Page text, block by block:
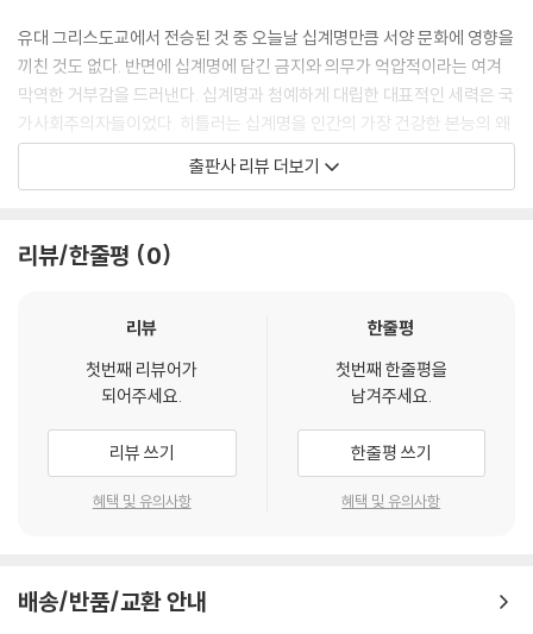
의 인도로 자유를 얻지만 계명을 지키지 않으면 자유를 잃게 된다. 하나님
그리고 이웃에 대한 관계에서만 하나님이 노예의 집에서 데리고 나오심으
로 얻게 된 자유가 형태를 갖춘다. 자유는 구체적인 모습을 가질 때만 유지
될 수 있다.
--- p.65
고대 다신교의 본질에는 원칙적으로 관용이 들어간다. 각각의 신마다 세계
교의 상징체계는 더 세분화된다. 그에 비하여 (데칼로그의) 이방신 금지는
성경에서의 형상 금지 역사는 지속적인 확대의 역사로 그려질 수 있다. 야
훼 성소를 위한 제의 형상의 금지가 맨 앞에 위치한다. 어떠한 형태이든지
제의 형상은 이스라엘의 하나님을 재현하지 못한다. 하나님이 자신의 모습
이 아니라 열 가지 말씀을 호렙산에서 전해주셨기 때문이다(신 4:12-13).
분명히 “하나님은 지금 여기 계신다.” 그렇지만 제의 형상이 아니라 하나
님 뜻의 선포, 곧 십계명에 계신다.
안식일을 거룩하게 하라는 것은 반복되는 주간 노동으로부터 일곱째 날을
유대 그리스도교에서 전승된 것 중 오늘날 십계명만큼 서양 문화에 영향을
끼친 것도 없다. 반면에 십계명에 담긴 금지와 의무가 억압적이라는 여겨
막역한 거부감을 드러낸다. 십계명과 첨예하게 대립한 대표적인 세력은 국
가사회주의자들이었다. 히틀러는 십계명을 인간의 가장 건강한 본능의 왜
곡과 노예 주인의 채찍으로 받아들이며 십계명과 투쟁했다. 그러나 십계명
에 대한 위협은 단지 소수 집단을 위한 특별한 도덕적 위기 그 이상의 문제
을 경멸했다. 십계명은 구약성경에서 매우 중요하게 언급되지만, 고대 유
인용되고, 정신사와 문화사에서는 중세 후기까지 오히려 그늘에 가려진다.
그의 “소교리문답”은 십계명을 대중들에게 널리 알리는 엄청난 파급효과
를 가져왔다. 그 이후로 십계명은 그저 서양의 정신사와 문화사의 문서실
에 보관되는 것에 그치지 않고 우리의 문화유산이 되었다.
■ 십계명의 본래 뜻과 의의
유대교는 다른 모든 종교와 다르게 인식되어 왔다고 지적한다. 고대 세계
출판사 리뷰 더보기
리뷰/한줄평 0
리뷰
첫번째 리뷰어가
되어주세요.
리뷰 쓰기
혜택 및 유의사항
한줄평
첫번째 한줄평을
남겨주세요.
한줄평 쓰기
혜택 및 유의사항
배송/반품/교환 안내